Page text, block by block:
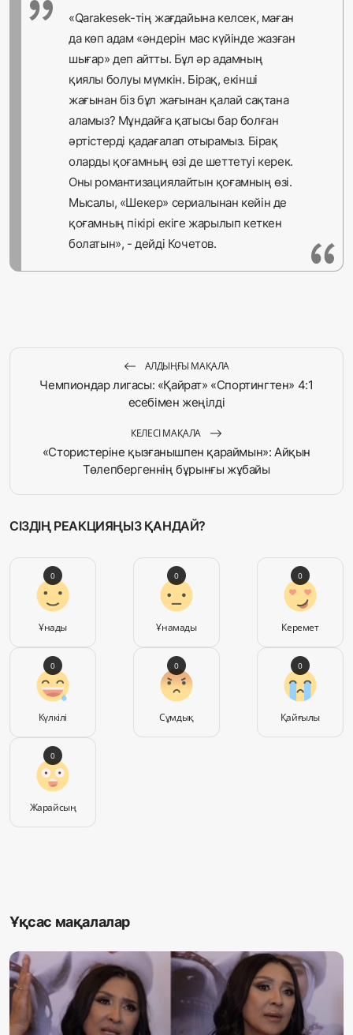
«Qаrakesek-тің жағдайына келсек, маған
да көп адам «әндерін мас күйінде жазған
шығар» деп айтты. Бұл әр адамның
қиялы болуы мүмкін. Бірақ, екінші
жағынан біз бұл жағынан қалай сақтана
аламыз? Мұндайға қатысы бар болған
әртістерді қадағалап отырамыз. Бірақ
оларды қоғамның өзі де шеттетуі керек.
Оны романтизациялайтын қоғамның өзі.
Мысалы, «Шекер» сериалынан кейін де
қоғамның пікірі екіге жарылып кеткен
болатын», - дейді Кочетов.
АЛДЫҢҒЫ МАҚАЛА
Чемпиондар лигасы: «Қайрат» «Спортингтен» 4:1
есебімен жеңілді
КЕЛЕСІ МАҚАЛА
«Стористеріне қызғанышпен қараймын»: Айқын
Төлепбергеннің бұрынғы жұбайы
СІЗДІҢ РЕАКЦИЯҢЫЗ ҚАНДАЙ?
Ұнады
0
Ұнамады
0
Керемет
0
Күлкілі
0
Сұмдық
0
Қайғылы
0
Жарайсың
0
Ұқсас мақалалар